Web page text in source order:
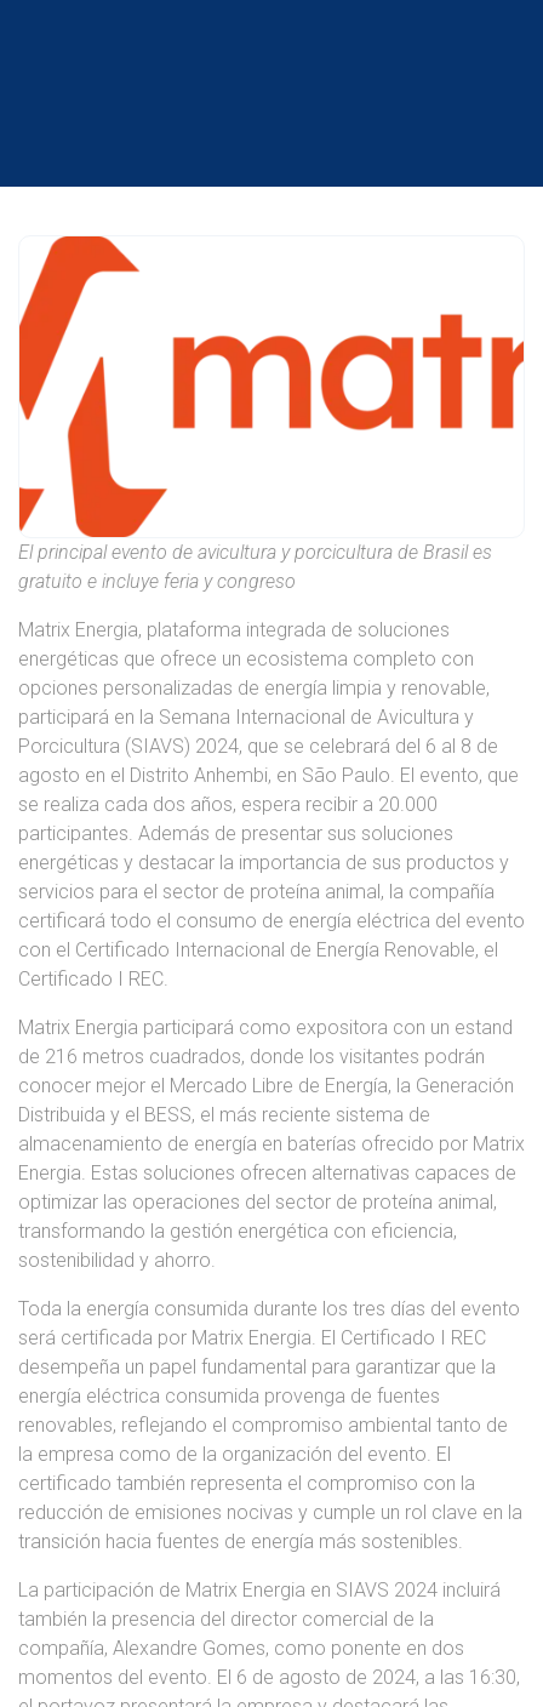
El principal evento de avicultura y porcicultura de Brasil es
gratuito e incluye feria y congreso
Matrix Energia, plataforma integrada de soluciones
energéticas que ofrece un ecosistema completo con
opciones personalizadas de energía limpia y renovable,
participará en la Semana Internacional de Avicultura y
Porcicultura (SIAVS) 2024, que se celebrará del 6 al 8 de
agosto en el Distrito Anhembi, en São Paulo. El evento, que
se realiza cada dos años, espera recibir a 20.000
participantes. Además de presentar sus soluciones
energéticas y destacar la importancia de sus productos y
servicios para el sector de proteína animal, la compañía
certificará todo el consumo de energía eléctrica del evento
con el Certificado Internacional de Energía Renovable, el
Certificado I REC.
Matrix Energia participará como expositora con un estand
de 216 metros cuadrados, donde los visitantes podrán
conocer mejor el Mercado Libre de Energía, la Generación
Distribuida y el BESS, el más reciente sistema de
almacenamiento de energía en baterías ofrecido por Matrix
Energia. Estas soluciones ofrecen alternativas capaces de
optimizar las operaciones del sector de proteína animal,
transformando la gestión energética con eficiencia,
sostenibilidad y ahorro.
Toda la energía consumida durante los tres días del evento
será certificada por Matrix Energia. El Certificado I REC
desempeña un papel fundamental para garantizar que la
energía eléctrica consumida provenga de fuentes
renovables, reflejando el compromiso ambiental tanto de
la empresa como de la organización del evento. El
certificado también representa el compromiso con la
reducción de emisiones nocivas y cumple un rol clave en la
transición hacia fuentes de energía más sostenibles.
La participación de Matrix Energia en SIAVS 2024 incluirá
también la presencia del director comercial de la
compañía, Alexandre Gomes, como ponente en dos
momentos del evento. El 6 de agosto de 2024, a las 16:30,